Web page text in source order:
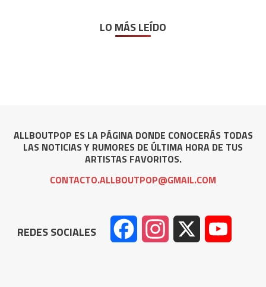
LO MÁS LEÍDO
ALLBOUTPOP ES LA PÁGINA DONDE CONOCERÁS TODAS
LAS NOTICIAS Y RUMORES DE ÚLTIMA HORA DE TUS
ARTISTAS FAVORITOS.
CONTACTO.ALLBOUTPOP@GMAIL.COM
REDES SOCIALES Facebook Instagram